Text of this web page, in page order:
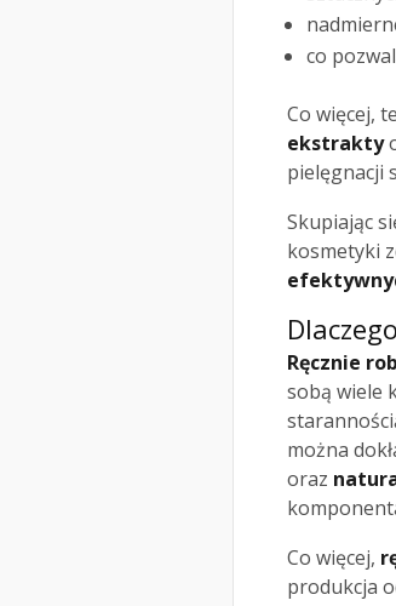
co
Co więcej,
ekstrakty
pielęgnacji
Skupiając
kosmetyki
Ręcznie
sobą wiele
można
oraz
Co więcej,
produkcja